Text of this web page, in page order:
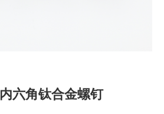
六角钛合金螺钉